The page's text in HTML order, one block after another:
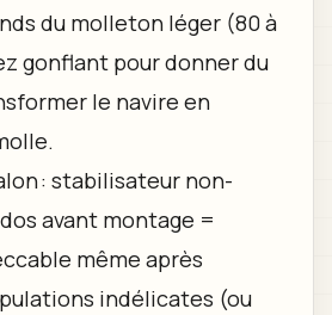
du molleton léger (80 à
gonflant pour donner du
le navire en
: stabilisateur non-
avant montage =
même après
indélicates (ou